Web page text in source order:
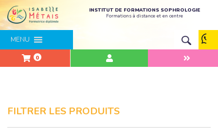
INSTITUT DE FORMATIONS SOPHROLOGIE
Formations à distance et en centre
MENU
0
FILTRER LES PRODUITS